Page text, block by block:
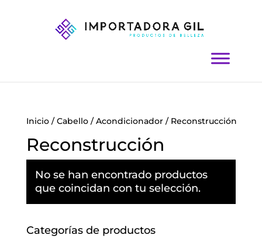
Inicio/Cabello/Acondicionador/ Reconstrucción
Reconstrucción
No se han encontrado productos
que coincidan con tu selección.
Categorías de productos